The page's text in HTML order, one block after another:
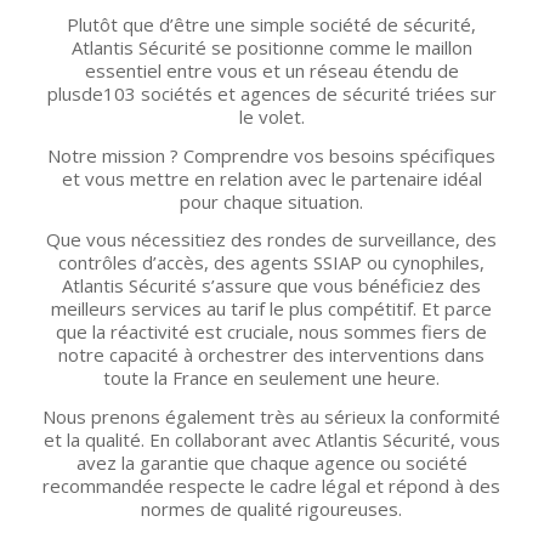
Plutôt que d’être une simple société de sécurité,
Atlantis Sécurité se positionne comme le maillon
essentiel entre vous et un réseau étendu de
plusde103 sociétés et agences de sécurité triées sur
le volet.
Notre mission ? Comprendre vos besoins spécifiques
et vous mettre en relation avec le partenaire idéal
pour chaque situation.
Que vous nécessitiez des rondes de surveillance, des
contrôles d’accès, des agents SSIAP ou cynophiles,
Atlantis Sécurité s’assure que vous bénéficiez des
meilleurs services au tarif le plus compétitif. Et parce
que la réactivité est cruciale, nous sommes fiers de
notre capacité à orchestrer des interventions dans
toute la France en seulement une heure.
Nous prenons également très au sérieux la conformité
et la qualité. En collaborant avec Atlantis Sécurité, vous
avez la garantie que chaque agence ou société
recommandée respecte le cadre légal et répond à des
normes de qualité rigoureuses.